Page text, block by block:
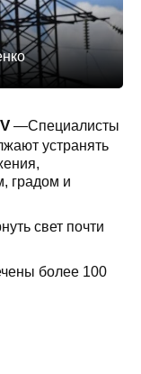
—Специалисты
устранять
градом и
свет почти
более 100